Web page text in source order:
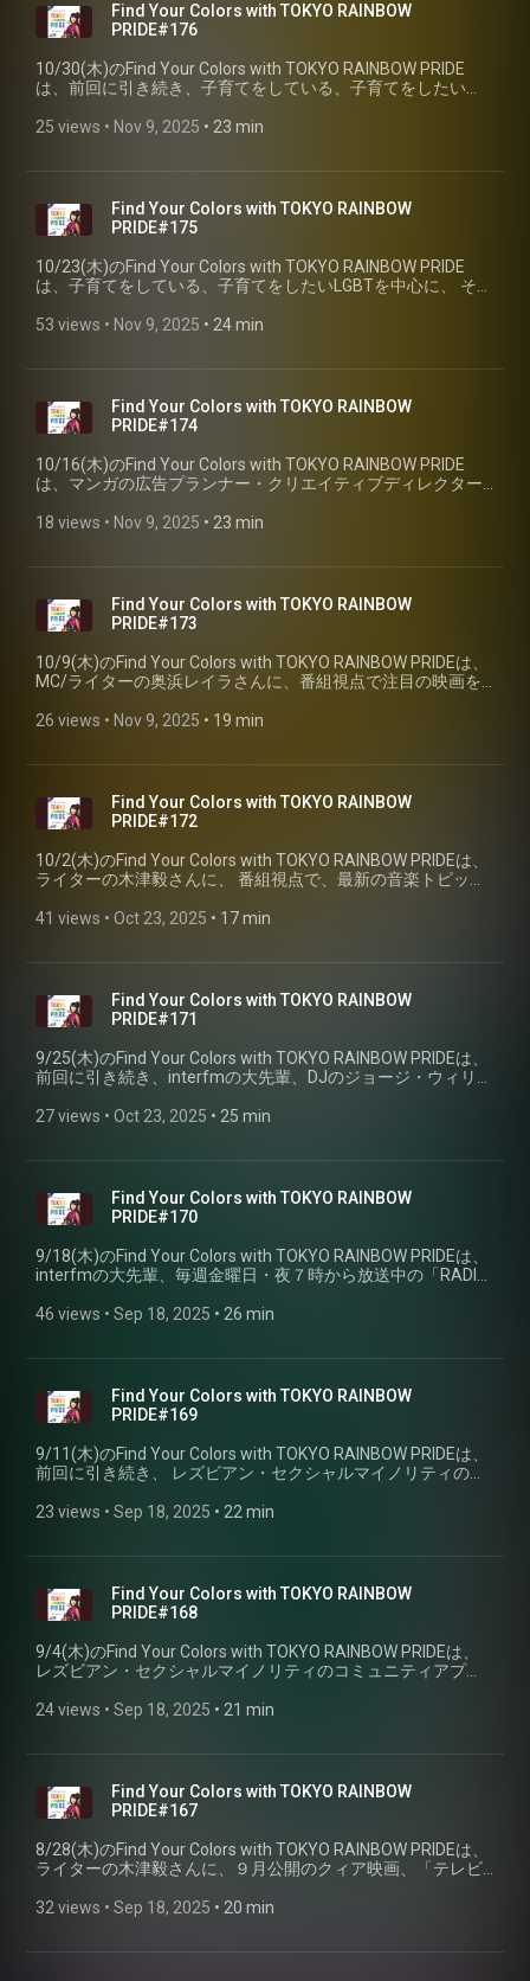
Find Your Colors with TOKYO RAINBOW
PRIDE#176
10/30(木)のFind Your Colors with TOKYO RAINBOW PRIDE
は、前回に引き続き、子育てをしている、子育てをしたい
かぞく」の共同代表理事、小野春さんと、青山真侑さんをお
25 views • Nov 9, 2025 • 23 min
Find Your Colors with TOKYO RAINBOW
PRIDE#175
10/23(木)のFind Your Colors with TOKYO RAINBOW PRIDE
は、子育てをしている、子育てをしたいLGBTを中心に、 その
理事、小野春さんと、青山真侑さんをお迎えしました。
53 views • Nov 9, 2025 • 24 min
Find Your Colors with TOKYO RAINBOW
PRIDE#174
10/16(木)のFind Your Colors with TOKYO RAINBOW PRIDE
は、マンガの広告プランナー・クリエイティブディレクター
して頂きました。
18 views • Nov 9, 2025 • 23 min
Find Your Colors with TOKYO RAINBOW
PRIDE#173
10/9(木)のFind Your Colors with TOKYO RAINBOW PRIDEは、
MC/ライターの奥浜レイラさんに、番組視点で注目の映画を
26 views • Nov 9, 2025 • 19 min
Find Your Colors with TOKYO RAINBOW
PRIDE#172
10/2(木)のFind Your Colors with TOKYO RAINBOW PRIDEは、
ライターの木津毅さんに、 番組視点で、最新の音楽トピック
41 views • Oct 23, 2025 • 17 min
Find Your Colors with TOKYO RAINBOW
PRIDE#171
9/25(木)のFind Your Colors with TOKYO RAINBOW PRIDEは、
前回に引き続き、interfmの大先輩、DJのジョージ・ウィリア
ました。（PART②）
27 views • Oct 23, 2025 • 25 min
Find Your Colors with TOKYO RAINBOW
PRIDE#170
9/18(木)のFind Your Colors with TOKYO RAINBOW PRIDEは、
interfmの大先輩、毎週金曜日・夜７時から放送中の「RADIO
の娘さんのヴィヴィアンさん親子をお迎えしました。
46 views • Sep 18, 2025 • 26 min
Find Your Colors with TOKYO RAINBOW
PRIDE#169
9/11(木)のFind Your Colors with TOKYO RAINBOW PRIDEは、
前回に引き続き、 レズビアン・セクシャルマイノリティのコ
ス代表の 星マリコさんをお迎えしました。（PART②）
23 views • Sep 18, 2025 • 22 min
Find Your Colors with TOKYO RAINBOW
PRIDE#168
9/4(木)のFind Your Colors with TOKYO RAINBOW PRIDEは、
レズビアン・セクシャルマイノリティのコミュニティアプ
コさんを お迎えします。（PART①
24 views • Sep 18, 2025 • 21 min
Find Your Colors with TOKYO RAINBOW
PRIDE#167
8/28(木)のFind Your Colors with TOKYO RAINBOW PRIDEは、
ライターの木津毅さんに、９月公開のクィア映画、「テレビ
て頂きました。
32 views • Sep 18, 2025 • 20 min